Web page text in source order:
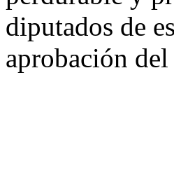
diputados de
aprobación